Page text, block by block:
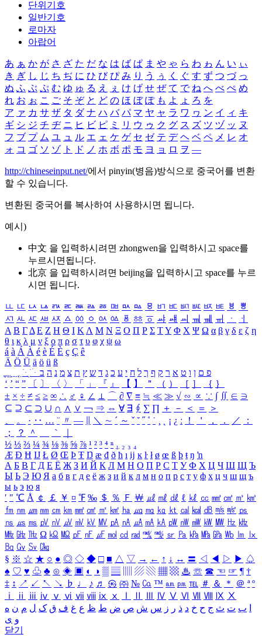
단위기호
일반기호
로마자
아랍어
あ ぁ か が さ ざ た だ な は ば ぱ ま や ゃ ら わ ゎ ん い ぃ
き ぎ し じ ち ぢ に ひ び ぴ み り う ぅ く ぐ す ず つ づ っ
ぬ ふ ぶ ぷ む ゆ ゅ る え ぇ け げ せ ぜ て で ね へ べ ぺ め
れ お ぉ こ ご そ ぞ と ど の ほ ぼ ぽ も よ ょ ろ を
ア ァ カ サ ザ タ ダ ナ ハ バ パ マ ヤ ャ ラ ワ ヮ ン イ ィ キ
ギ シ ジ チ ヂ ニ ヒ ビ ピ ミ リ ウ ゥ ク グ ス ズ ツ ヅ ッ ヌ
フ ブ プ ム ユ ュ ル エ ェ ケ ゲ セ ゼ テ デ ヘ ベ ペ メ レ オ
ォ コ ゴ ソ ゾ ト ド ノ ホ ボ ポ モ ヨ ョ ロ ヲ ―
http://chineseinput.net/에서 pinyin(병음)방식으로 중국어를 변환
할 수 있습니다.
변환된 중국어를 복사하여 사용하시면 됩니다.
예시)
中文 을 입력하시려면 zhongwen을 입력하시고 space를
누르시면됩니다.
北京 을 입력하시려면 beijing을 입력하시고 space를 누르
시면 됩니다.
ㅥ ㅦ ㅧ ㅨ ㅩ ㅪ ㅫ ㅬ ㅭ ㅮ ㅯ ㅰ ㅱ ㅲ ㅳ ㅴ ㅵ ㅶ ㅷ ㅸ
ㅹ
ㅺ ㅻ ㅼ ㅽ ㅾ ㅿ ㆀ ㆁ ㆂ ㆃ ㆄ ㆅ ㆆ ㆇ ㆈ ㆉ ㆊ ㆋ ㆌ ㆍ
ㆎ
Α Β ΓΔ Ε Ζ Η Θ Ι ΚΛ Μ Ν Ξ Ο Π Ρ Σ ΤΥ Φ Χ Ψ Ω α β γ δ ε ζ η
θ ι κ λ μ ν ξ ο π ρ σ τ υ φ χ ψ ω
á à Á À é è É È ç Ç ê
Ä Ö Ü ä ö ü ß
ִֶֹ ֻּ ׁׂ פ ם ן ו ט א ר ק ף ך ל ח י ע כ ג ד ש ץ ת צ מ נ ה ב
‘ ’ “ ” 〔 〕 〈 〉 「 」 『 』 【 】 ＂ （ ） ［ ］ ｛ ｝
± × ÷ ≠ ≤ ≥ ∞ ∴ ♂ ♀ ∠ ⊥ ⌒ ∂ ∇ ≡ ≒ ≪ ≫ √ ∽ ∝ ∵ ∫ ∬ ∈ ∋
⊆ ⊇ ⊂ ⊃ ∪ ∩ ∧ ∨ ￢ ⇒ ⇔ ∀ ∃ ∮ ∑ ∏ ＋ － ＜ ＝
＞
、
。 · ‥ … ¨ 〃 ― ＼ ∼ ´ ～ ˇ ˘ ˝ ˚ ˙ ¸ ¡ ¿ ː ！ ＇ ， ． ／
：
；
？ ＾ ｀
½ ⅓ ⅔ ¼ ¾ ⅛ ⅜ ⅝ ⅞ ¹ ² ³ ⁴ ⁿ ₁ ₂ ₃ ₄
Æ Ð Ħ Ĳ Ł Ø Œ Þ Ŧ Ŋ æ đ ð ħ ı ĳ ĸ ŀ ł ø œ ß þ ŧ ŋ ŉ
А Б В Г Д Е Ё Ж З И Й К Л М Н О П Р С Т У Ф Х Ц Ч Ш Щ Ъ
Ы Ь Э Ю Я а б в г д е ё ж з и й к л м н о п р с т у ф х ц ч ш щ ъ
ы ь э ю я
′ ″ ℃ Å ￠ ￡ ￥ ¤ ℉ ‰ ＄ ％ Ｆ ￦ ㎕ ㎖ ㎗ ℓ ㎘ ㏄ ㎣ ㎤ ㎥ ㎦
㎙ ㎚ ㎛ ㎜ ㎝ ㎞ ㎟ ㎠ ㎡ ㎢ ㏊ ㎍ ㎎ ㎏ ㏏ ㎈ ㎉ ㏈ ㎧ ㎨ ㎰
㎱ ㎲ ㎳ ㎴ ㎵ ㎶ ㎷ ㎸ ㎹ ㎀ ㎁ ㎂ ㎃ ㎄ ㎺ ㎻ ㎽ ㎾ ㎿ ㎐ ㎑
㎒ ㎓ ㎔ Ω ㏀ ㏁ ㎊ ㎋ ㎌ ㏖ ㏅ ㎭ ㎮ ㎯ ㏛ ㎩ ㎪ ㎫ ㎬ ㏝ ㏐
㏓
㏃ ㏉ ㏜ ㏆
§ ※ ☆ ★ ○ ● ◎ ◇ ◆ □ ■ △ ▽ → ← ↑ ↓ ↔ 〓 ◁ ◀ ▷ ▶ ♤
♠ ♡ ♥ ♧ ♣ ⊙ ◈ ▣ ◐ ◑ ▒ ▤ ▨ ▧ ▦ ▩ ♨ ☏ ☎ ☜ ☞ ¶ †
‡ ↕ ↗ ↙ ↖ ↘ ♭ ♩ ♪ ♬ ㉿ ㈜ № ㏇ ™ ㏂ ㏘ ℡ ＃ ＆ ＊ ＠ ª º
ⅰ
ⅱ ⅲ ⅳ ⅴ ⅵ ⅶ ⅷ ⅸ ⅹ Ⅳ Ⅴ Ⅵ Ⅶ Ⅷ Ⅸ Ⅹ
ب ت ث ج ح خ د ذ ر ز س ش ص ض ط ظ ع غ ف ق ک ل م ن ه
و ی
닫기